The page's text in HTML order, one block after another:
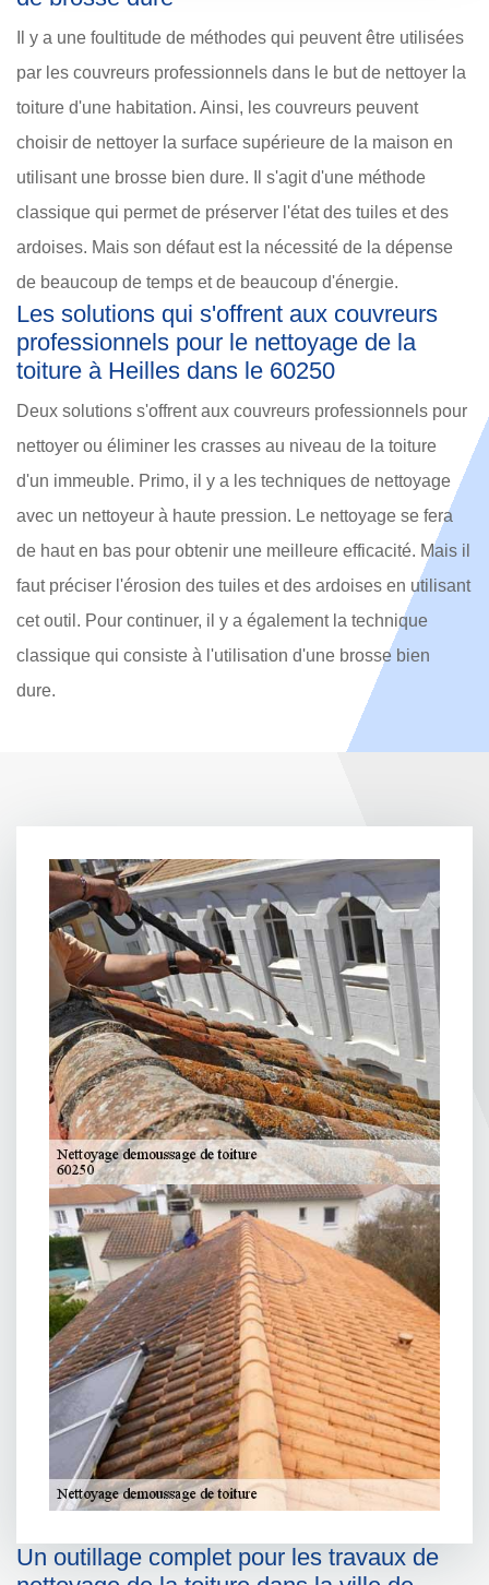
Il y a une foultitude de méthodes qui peuvent être utilisées
par les couvreurs professionnels dans le but de nettoyer la
toiture d'une habitation. Ainsi, les couvreurs peuvent
choisir de nettoyer la surface supérieure de la maison en
utilisant une brosse bien dure. Il s'agit d'une méthode
classique qui permet de préserver l'état des tuiles et des
ardoises. Mais son défaut est la nécessité de la dépense
de beaucoup de temps et de beaucoup d'énergie.
Les solutions qui s'offrent aux couvreurs
professionnels pour le nettoyage de la
toiture à Heilles dans le 60250
Deux solutions s'offrent aux couvreurs professionnels pour
nettoyer ou éliminer les crasses au niveau de la toiture
d'un immeuble. Primo, il y a les techniques de nettoyage
avec un nettoyeur à haute pression. Le nettoyage se fera
de haut en bas pour obtenir une meilleure efficacité. Mais il
faut préciser l'érosion des tuiles et des ardoises en utilisant
cet outil. Pour continuer, il y a également la technique
classique qui consiste à l'utilisation d'une brosse bien
dure.
Un outillage complet pour les travaux de